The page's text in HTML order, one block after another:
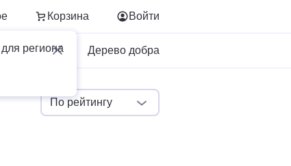
Корзина
региона
Войти
Для бизнеса Дерево добра
По рейтингу